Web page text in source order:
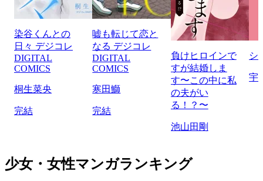
染谷くんとの
日々 デジコレ
DIGITAL
COMICS
桐生菜央
完結
嘘も転じて恋と
なる デジコレ
DIGITAL
COMICS
寒田鰤
完結
負けヒロインで
すが結婚しま
す〜この中に私
の夫がい
る！？〜
池山田剛
シ
宇
少女・女性マンガランキング